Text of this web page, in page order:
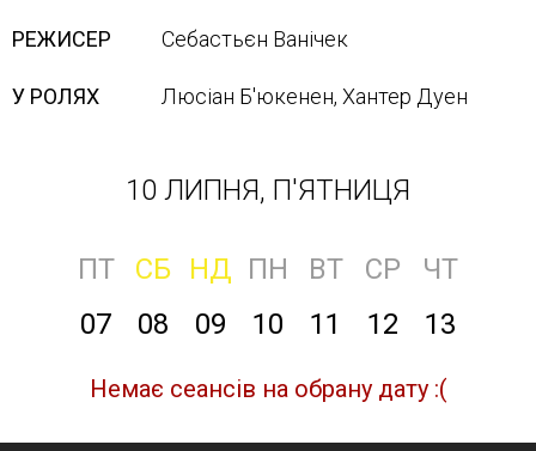
РЕЖИСЕР Себастьєн Ванічек
У РОЛЯХ Люсіан Б'юкенен, Хантер Дуен
10 ЛИПНЯ, П'ЯТНИЦЯ
ПТ СБ НД ПН ВТ СР
ЧТ
07
08 09 10 11 12 13
Немає сеансів на обрану дату :(